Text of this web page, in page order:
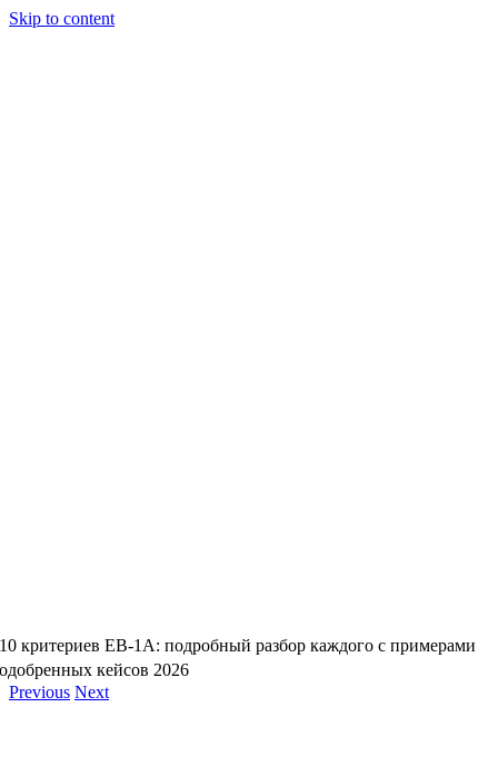
Skip to content
10 критериев EB-1A: подробный разбор каждого с примерами
одобренных кейсов 2026
Previous Next